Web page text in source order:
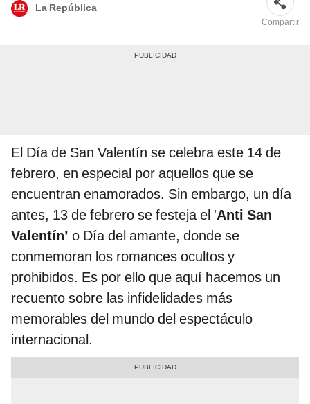
La República
Compartir
El Día de San Valentín se celebra este 14 de
febrero, en especial por aquellos que se
encuentran enamorados. Sin embargo, un día
antes, 13 de febrero se festeja el 'Anti San
Valentín’ o Día del amante, donde se
conmemoran los romances ocultos y
prohibidos. Es por ello que aquí hacemos un
recuento sobre las infidelidades más
memorables del mundo del espectáculo
internacional.